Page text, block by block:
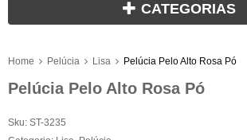
CATEGORIAS
Home Pelúcia Lisa Pelúcia Pelo Alto Rosa Pó
Pelúcia Pelo Alto Rosa Pó
Sku: ST-3235